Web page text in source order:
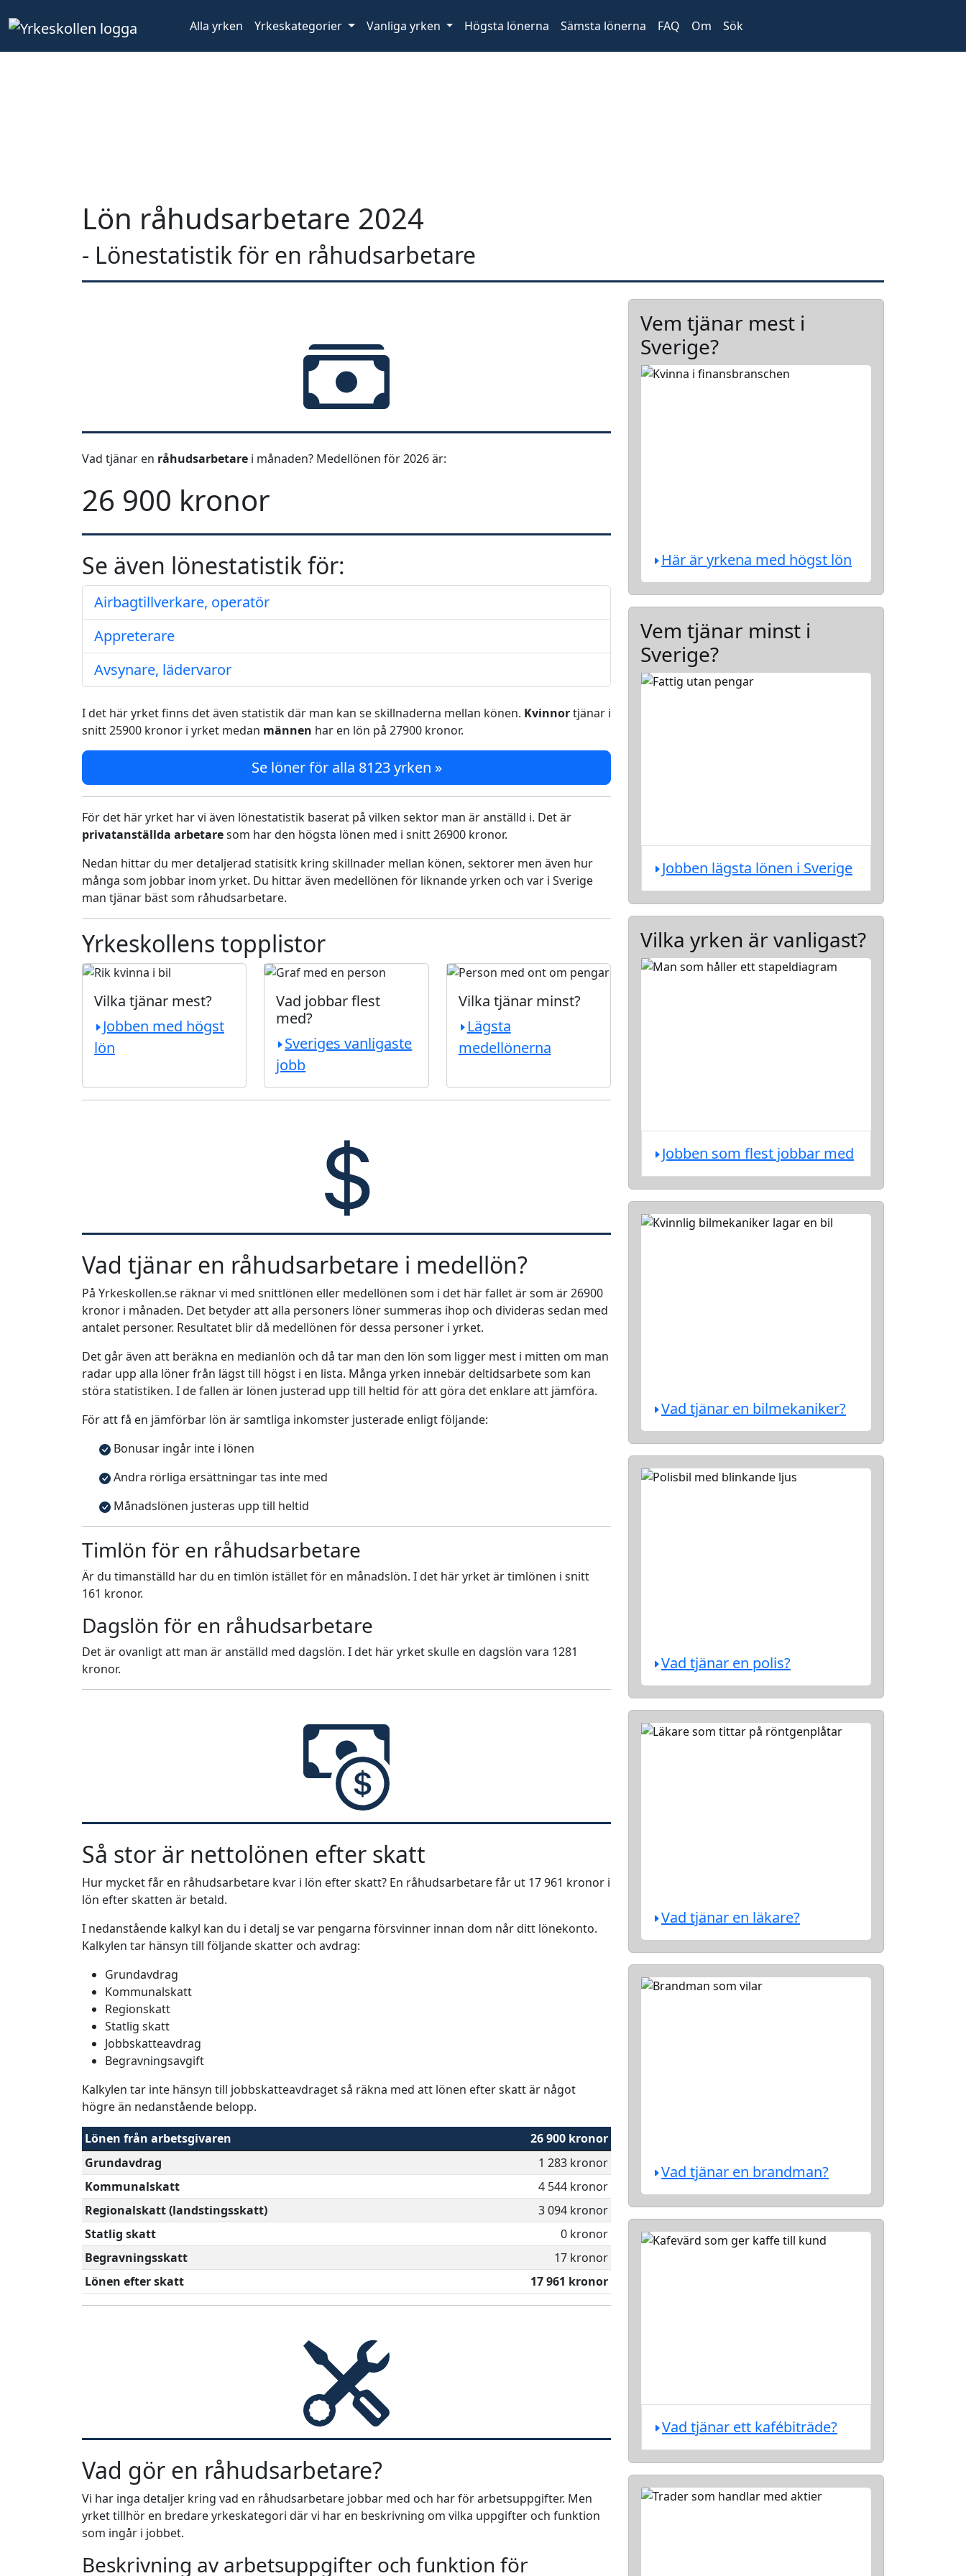
Alla yrken Yrkeskategorier Vanliga yrken Högsta lönerna Sämsta lönerna FAQ Om Sök
Lön råhudsarbetare 2024
- Lönestatistik för en råhudsarbetare
Vad tjänar en råhudsarbetare i månaden? Medellönen för 2026 är:
26 900 kronor
Se även lönestatistik för:
Airbagtillverkare, operatör
Appreterare
Avsynare, lädervaror
I det här yrket finns det även statistik där man kan se skillnaderna mellan könen. Kvinnortjänar i
snitt 25900 kronor i yrket medan männen har en lön på 27900 kronor.
Se löner för alla 8123 yrken »
För det här yrket har vi även lönestatistik baserat på vilken sektor man är anställd i. Det är
privatanställda arbetaresom har den högsta lönen med i snitt 26900 kronor.
Nedan hittar du mer detaljerad statisitk kring skillnader mellan könen, sektorer men även hur
många som jobbar inom yrket. Du hittar även medellönen för liknande yrken och var i Sverige
man tjänar bäst som råhudsarbetare.
Yrkeskollens topplistor
Vilka tjänar mest?
Jobben med högst
lön
Vad jobbar flest
med?
Sveriges vanligaste
jobb
Vilka tjänar minst?
Lägsta
medellönerna
Vad tjänar en råhudsarbetare i medellön?
På Yrkeskollen.se räknar vi med snittlönen eller medellönen som i det här fallet är som är 26900
kronor i månaden. Det betyder att alla personers löner summeras ihop och divideras sedan med
antalet personer. Resultatet blir då medellönen för dessa personer i yrket.
Det går även att beräkna en medianlön och då tar man den lön som ligger mest i mitten om man
radar upp alla löner från lägst till högst i en lista. Många yrken innebär deltidsarbete som kan
störa statistiken. I de fallen är lönen justerad upp till heltid för att göra det enklare att jämföra.
För att få en jämförbar lön är samtliga inkomster justerade enligt följande:
Bonusar ingår inte i lönen
Andra rörliga ersättningar tas inte med
Månadslönen justeras upp till heltid
Timlön för en råhudsarbetare
Är du timanställd har du en timlön istället för en månadslön. I det här yrket är timlönen i snitt
161 kronor.
Dagslön för en råhudsarbetare
Det är ovanligt att man är anställd med dagslön. I det här yrket skulle en dagslön vara 1281
kronor.
Så stor är nettolönen efter skatt
Hur mycket får en råhudsarbetare kvar i lön efter skatt? En råhudsarbetare får ut 17 961 kronor i
lön efter skatten är betald.
I nedanstående kalkyl kan du i detalj se var pengarna försvinner innan dom når ditt lönekonto.
Kalkylen tar hänsyn till följande skatter och avdrag:
Grundavdrag
Kommunalskatt
Regionskatt
Statlig skatt
Jobbskatteavdrag
Begravningsavgift
Kalkylen tar inte hänsyn till jobbskatteavdraget så räkna med att lönen efter skatt är något
högre än nedanstående belopp.
Lönen från arbetsgivaren
26 900 kronor
Grundavdrag
1 283 kronor
Kommunalskatt
4 544 kronor
Regionalskatt (landstingsskatt)
3 094 kronor
Statlig skatt
0 kronor
Begravningsskatt
17 kronor
Lönen efter skatt
17 961 kronor
Vad gör en råhudsarbetare?
Vi har inga detaljer kring vad en råhudsarbetare jobbar med och har för arbetsuppgifter. Men
yrket tillhör en bredare yrkeskategori där vi har en beskrivning om vilka uppgifter och funktion
som ingår i jobbet.
Beskrivning av arbetsuppgifter och funktion för
Vem tjänar mest i
Sverige?
Här är yrkena med högst lön
Vem tjänar minst i
Sverige?
Jobben lägsta lönen i Sverige
Vilka yrken är vanligast?
Jobben som flest jobbar med
Vad tjänar en bilmekaniker?
Vad tjänar en polis?
Vad tjänar en läkare?
Vad tjänar en brandman?
Vad tjänar ett kafébiträde?